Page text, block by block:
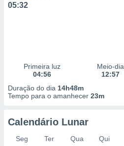
05:32
Primeira luz
04:56
Meio-dia
12:57
Duração do dia 14h48m
Tempo para o amanhecer 23m
Calendário Lunar
Seg Ter Qua Qui